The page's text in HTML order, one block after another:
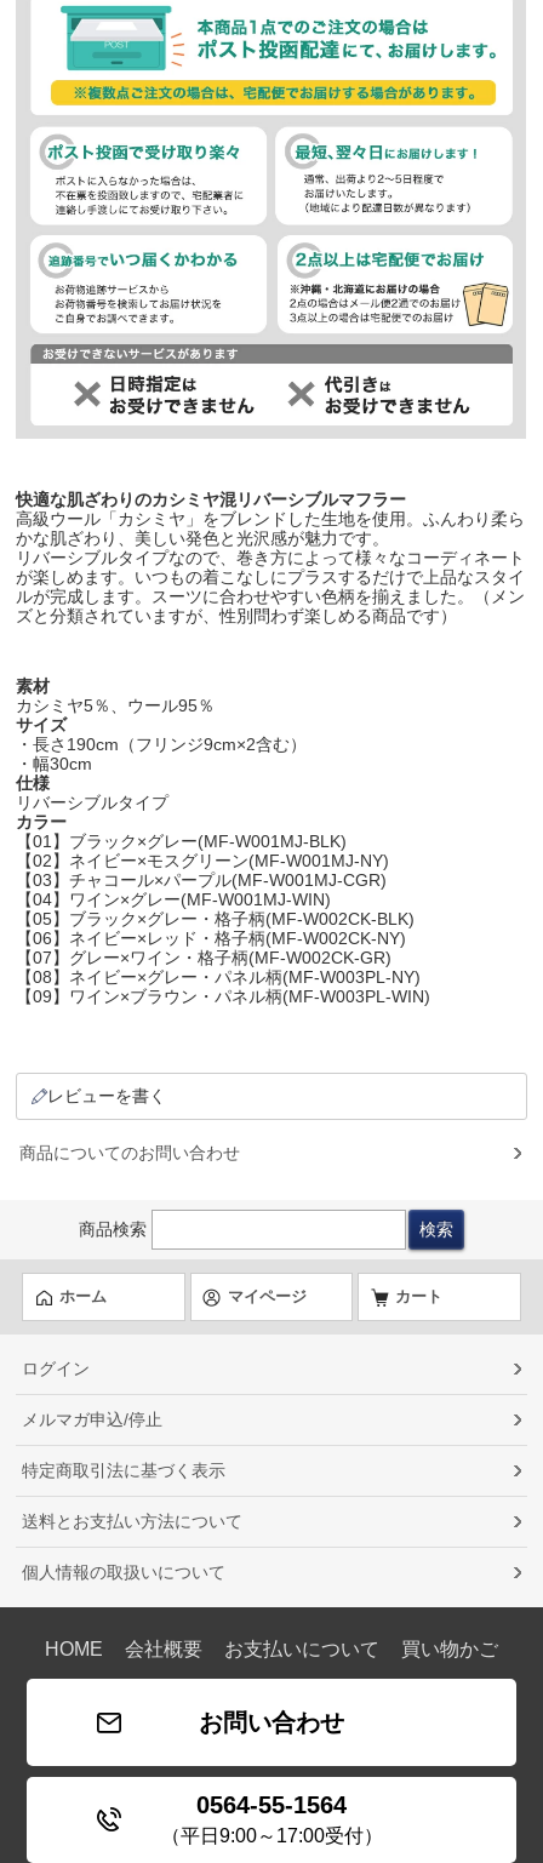
快適な肌ざわりのカシミヤ混リバーシブルマフラー
高級ウール「カシミヤ」をブレンドした生地を使用。ふんわり柔ら
かな肌ざわり、美しい発色と光沢感が魅力です。
リバーシブルタイプなので、巻き方によって様々なコーディネート
が楽しめます。いつもの着こなしにプラスするだけで上品なスタイ
ルが完成します。スーツに合わせやすい色柄を揃えました。（メン
ズと分類されていますが、性別問わず楽しめる商品です）
素材
カシミヤ5％、ウール95％
サイズ
・長さ190cm（フリンジ9cm×2含む）
・幅30cm
仕様
リバーシブルタイプ
カラー
【01】ブラック×グレー(MF-W001MJ-BLK)
【02】ネイビー×モスグリーン(MF-W001MJ-NY)
【03】チャコール×パープル(MF-W001MJ-CGR)
【04】ワイン×グレー(MF-W001MJ-WIN)
【05】ブラック×グレー・格子柄(MF-W002CK-BLK)
【06】ネイビー×レッド・格子柄(MF-W002CK-NY)
【07】グレー×ワイン・格子柄(MF-W002CK-GR)
【08】ネイビー×グレー・パネル柄(MF-W003PL-NY)
【09】ワイン×ブラウン・パネル柄(MF-W003PL-WIN)
レビューを書く
商品についてのお問い合わせ
商品検索
ホーム マイページ カート
ログイン
メルマガ申込/停止
特定商取引法に基づく表示
送料とお支払い方法について
個人情報の取扱いについて
HOME 会社概要 お支払いについて 買い物かご
お問い合わせ
0564-55-1564
（平日9:00～17:00受付）